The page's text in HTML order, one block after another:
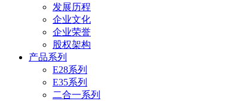
发展历程
企业文化
企业荣誉
股权架构
产品系列
E28系列
E35系列
二合一系列